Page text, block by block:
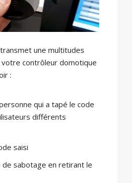
une multitudes
votre contrôleur domotique
:
qui a tapé le code
différents
saisi
sabotage en retirant le